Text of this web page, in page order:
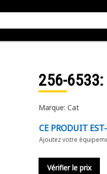
256-6533:
Marque: Cat
CE PRODUIT
Ajoutez votre
Vérifier le prix